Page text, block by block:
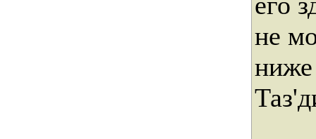
не